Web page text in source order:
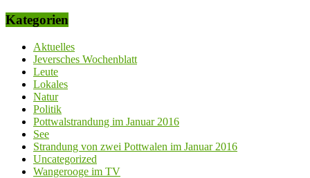
Kategorien
Aktuelles
Jeversches Wochenblatt
Leute
Lokales
Natur
Politik
Pottwalstrandung im Januar 2016
See
Strandung von zwei Pottwalen im Januar 2016
Uncategorized
Wangerooge im TV